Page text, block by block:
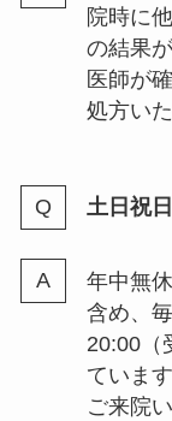
院時に
の結果
医師が
処方い
土日祝
年中無
含め、
20:00（
ていま
ご来院